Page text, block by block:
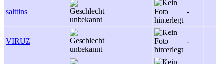
salttins -
VIRUZ -